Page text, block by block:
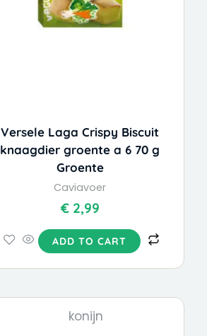
Versele Laga Crispy Biscuit
knaagdier groente a 6 70 g
Groente
Caviavoer
€2,99
ADD TO CART
product